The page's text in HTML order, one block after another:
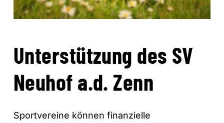
Unterstützung des SV
Neuhof a.d. Zenn
Sportvereine können finanzielle